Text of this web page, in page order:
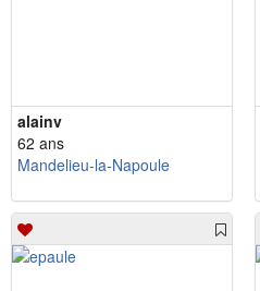
alainv
62 ans
Mandelieu-la-Napoule